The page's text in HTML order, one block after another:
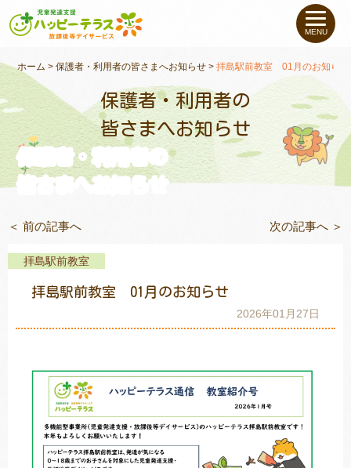
私たちについて
未就学のお子さま（０〜６才）
小学生〜高校生の お子さま
支援事例
教室一覧
トレキング DIDIM
MENU
ホーム >保護者・利用者の皆さまへお知らせ >拝島駅前教室 01月のお知らせ
保護者・利用者の
皆さまへお知らせ
保護者・利用者の
皆さまへお知らせ
＜ 前の記事へ 次の記事へ ＞
拝島駅前教室
拝島駅前教室 01月のお知らせ
2026年01月27日